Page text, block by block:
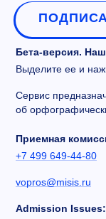
Бета-версия.
Выделите ее и
Сервис
об
Приемная
+7 499 649-44-80
vopros@misis.ru
Admission Issues: